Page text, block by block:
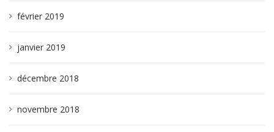
février 2019
janvier 2019
décembre 2018
novembre 2018